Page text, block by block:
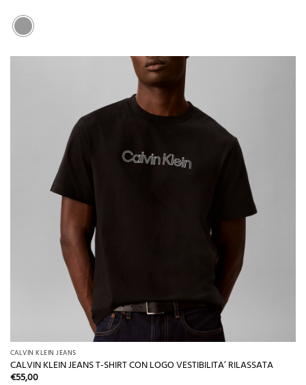
CALVIN KLEIN JEANS
CALVIN KLEIN JEANS T-SHIRT CON LOGO VESTIBILITA’ RILASSATA
€55,00